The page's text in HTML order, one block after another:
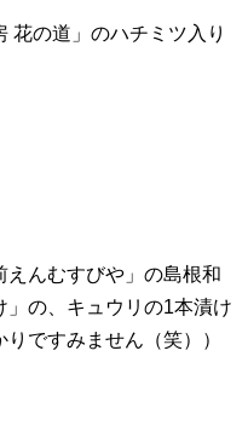
花の道」のハチミツ入り
んむすびや」の島根和
の、キュウリの1本漬け
ですみません（笑））